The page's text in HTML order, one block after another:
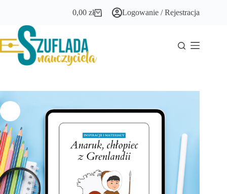
Koszyk
0,00zł Logowanie / Rejestracja